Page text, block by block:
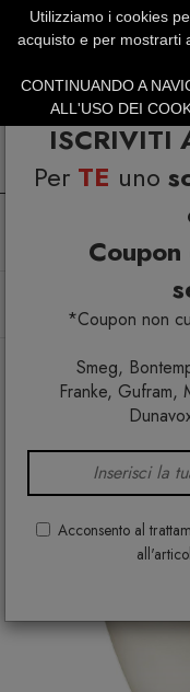
ISCRIVITI
Per TE uno
*Coupon non
Smeg,
Franke, Gufram,
Acconsento al
SUMMER
Arredo
Utilizziamo i cookies
acquisto e per mostrarti
CONTINUANDO A
ALL'USO DEI